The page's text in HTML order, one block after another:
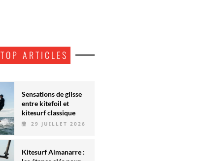
TOP ARTICLES
Sensations de glisse
entre kitefoil et
kitesurf classique
29 JUILLET 2026
Kitesurf Almanarre :